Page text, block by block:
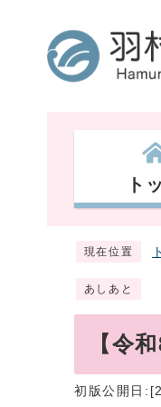
ト
現在位置
あしあと
【令
初版公開日